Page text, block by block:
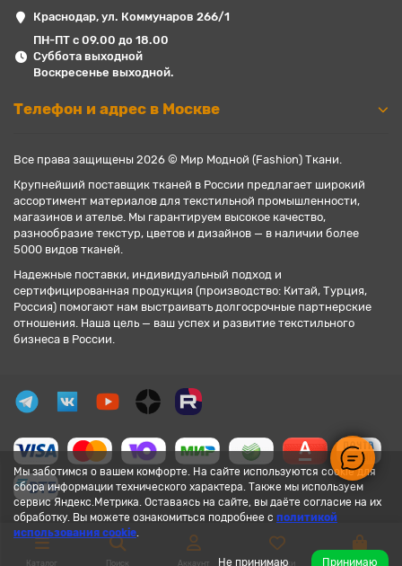
Мы заботимся о вашем комфорте. На сайте используются cookie для
сбора информации технического характера. Также мы используем
сервис Яндекс.Метрика. Оставаясь на сайте, вы даёте согласие на их
обработку. Вы можете ознакомиться подробнее с политикой
использования cookie.
Не принимаю Принимаю
Краснодар, ул. Коммунаров 266/1
ПН-ПТ с 09.00 до 18.00
Суббота выходной
Воскресенье выходной.
Телефон и адрес в Москве
Все права защищены 2026 © Мир Модной (Fashion) Ткани.
Крупнейший поставщик тканей в России предлагает широкий
ассортимент материалов для текстильной промышленности,
магазинов и ателье. Мы гарантируем высокое качество,
разнообразие текстур, цветов и дизайнов — в наличии более
5000 видов тканей.
Надежные поставки, индивидуальный подход и
сертифицированная продукция (производство: Китай, Турция,
Россия) помогают нам выстраивать долгосрочные партнерские
отношения. Наша цель — ваш успех и развитие текстильного
бизнеса в России.
Каталог Поиск Аккаунт Закладки Корзина